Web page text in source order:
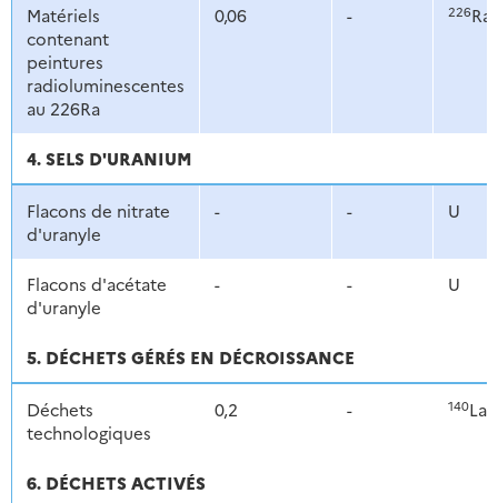
Matériels
contenant
peintures
radioluminescentes
au 226Ra
0,06 - 226Ra
4. SELS D'URANIUM
Flacons de nitrate
d'uranyle
- - U
Flacons d'acétate
d'uranyle
- - U
5. DÉCHETS GÉRÉS EN DÉCROISSANCE
Déchets
technologiques
0,2 - 140La
6. DÉCHETS ACTIVÉS